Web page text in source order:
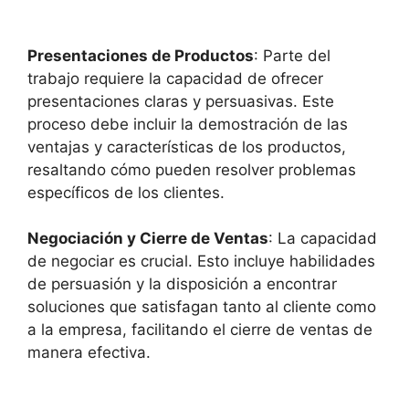
Presentaciones de Productos: Parte del
trabajo requiere la capacidad de ofrecer
presentaciones claras y persuasivas. Este
proceso debe incluir la demostración de las
ventajas y características de los productos,
resaltando cómo pueden resolver problemas
específicos de los clientes.
Negociación y Cierre de Ventas: La capacidad
de negociar es crucial. Esto incluye habilidades
de persuasión y la disposición a encontrar
soluciones que satisfagan tanto al cliente como
a la empresa, facilitando el cierre de ventas de
manera efectiva.